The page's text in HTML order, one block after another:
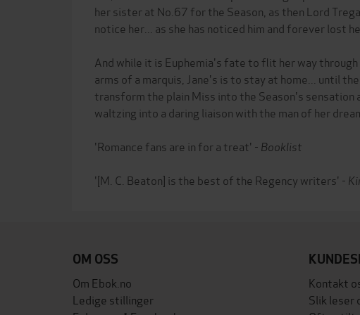
her sister at No.67 for the Season, as then Lord
notice her... as she has noticed him and forever lost
And while it is Euphemia's fate to flit her way through
arms of a marquis, Jane's is to stay at home... until
transform the plain Miss into the Season's sensation
waltzing into a daring liaison with the man of her
'Romance fans are in for a treat' - Booklist
'[M. C. Beaton] is the best of the Regency writers' -
OM OSS
Om Ebok.no
Ledige stillinger
Kontakt
Slik leser